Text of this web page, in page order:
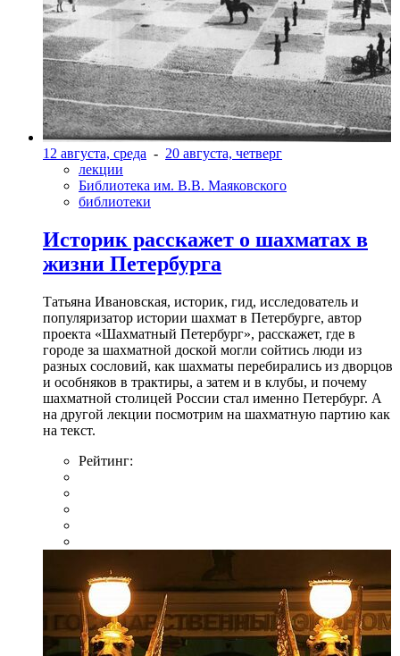
12 августа, среда - 20 августа, четверг
лекции
Библиотека им. В.В. Маяковского
библиотеки
Историк расскажет о шахматах в
жизни Петербурга
Татьяна Ивановская, историк, гид, исследователь и
популяризатор истории шахмат в Петербурге, автор
проекта «Шахматный Петербург», расскажет, где в
городе за шахматной доской могли сойтись люди из
разных сословий, как шахматы перебирались из дворцов
и особняков в трактиры, а затем и в клубы, и почему
шахматной столицей России стал именно Петербург. А
на другой лекции посмотрим на шахматную партию как
на текст.
Рейтинг: